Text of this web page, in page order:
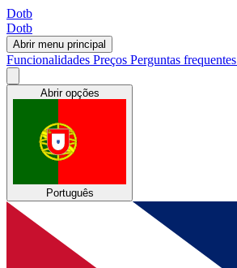
Dotb
Dotb
Abrir menu principal
Funcionalidades Preços Perguntas frequentes
Abrir opções
Português